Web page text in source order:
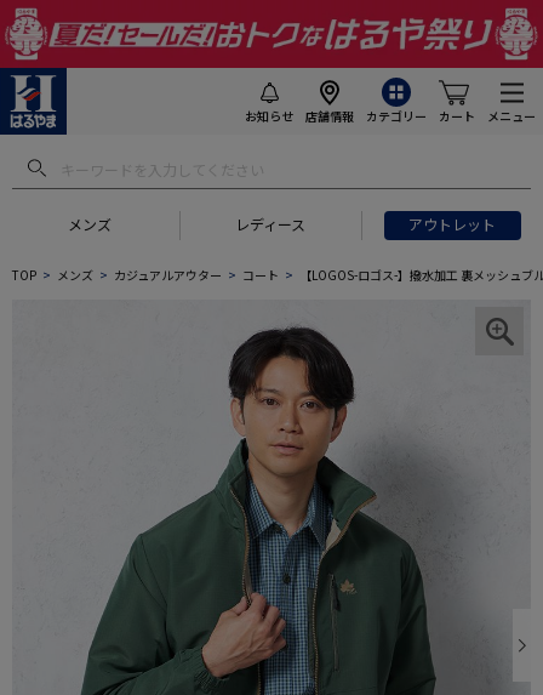
お知らせ 店舗情報 カテゴリー カート メニュー
メンズ レディース アウトレット
TOP メンズ カジュアルアウター コート 【LOGOS-ロゴス-】撥水加工 裏メッシュ